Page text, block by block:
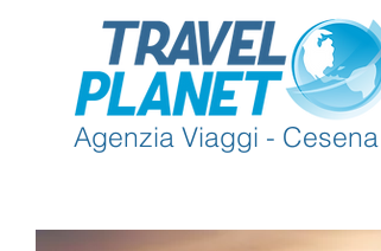
Agenzia Viaggi - Cesena